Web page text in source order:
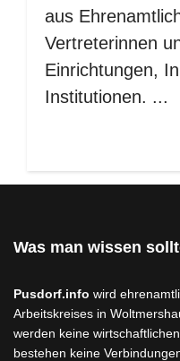
aus
Vertreterinnen
Einrichtungen,
Institutionen. ...
Was man wissen
Pusdorf.info wird
Arbeitskreises in
werden keine
bestehen keine